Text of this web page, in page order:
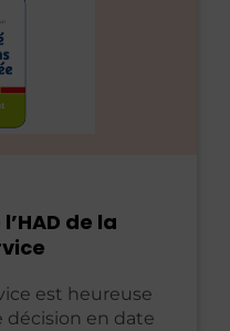
de la
est heureuse
décision en date